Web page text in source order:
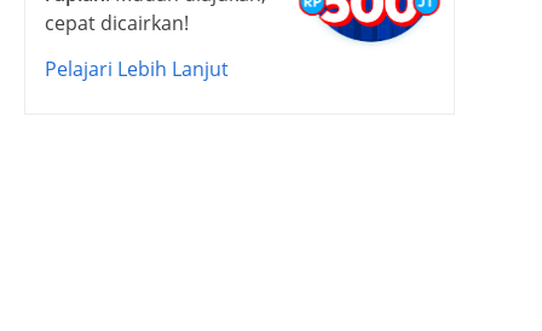
cepat dicairkan!
Pelajari Lebih Lanjut